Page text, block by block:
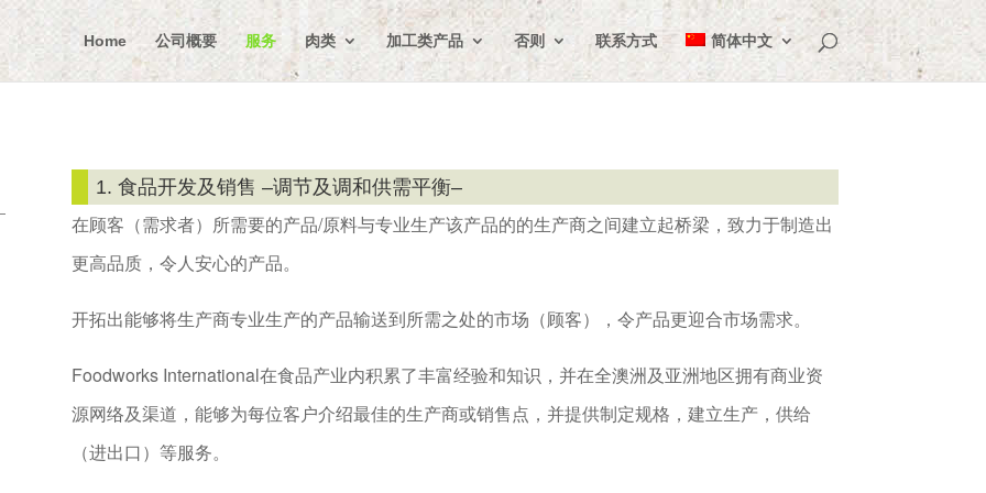
Home 公司概要 服务 肉类 加工类产品 否则 联系方式 简体中文
1. 食品开发及销售 –调节及调和供需平衡–
在顾客（需求者）所需要的产品/原料与专业生产该产品的的生产商之间建立起桥梁，致力于制造出
更高品质，令人安心的产品。
开拓出能够将生产商专业生产的产品输送到所需之处的市场（顾客），令产品更迎合市场需求。
Foodworks International在食品产业内积累了丰富经验和知识，并在全澳洲及亚洲地区拥有商业资
源网络及渠道，能够为每位客户介绍最佳的生产商或销售点，并提供制定规格，建立生产，供给
（进出口）等服务。